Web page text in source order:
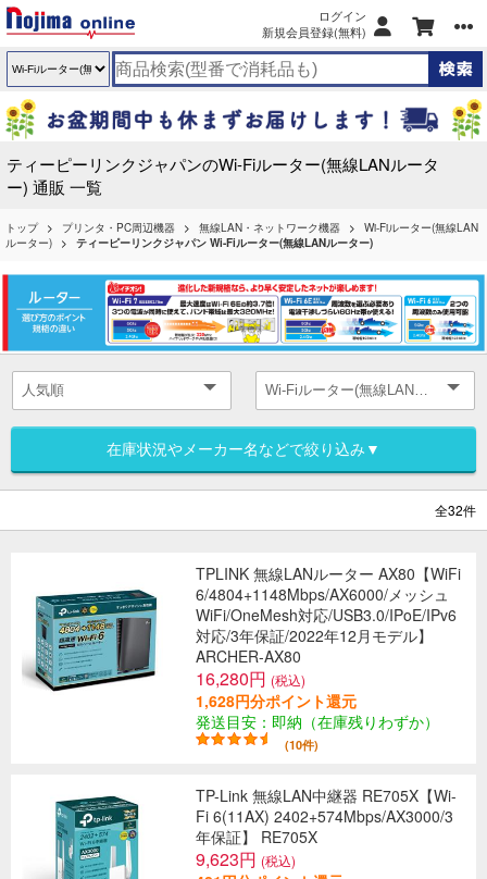
ログイン
新規会員登録(無料)
ティーピーリンクジャパンのWi-Fiルーター(無線LANルータ
ー) 通販 一覧
トップ プリンタ・PC周辺機器 無線LAN・ネットワーク機器
Wi-Fiルーター(無線LAN
ルーター)
ティーピーリンクジャパン Wi-Fiルーター(無線LANルーター)
在庫状況やメーカー名などで絞り込み▼
全32件
TPLINK 無線LANルーター AX80【WiFi
6/4804+1148Mbps/AX6000/メッシュ
WiFi/OneMesh対応/USB3.0/IPoE/IPv6
対応/3年保証/2022年12月モデル】
ARCHER-AX80
16,280円 (税込)
1,628円分ポイント還元
発送目安：即納（在庫残りわずか）
(10件)
TP-Link 無線LAN中継器 RE705X【Wi-
Fi 6(11AX) 2402+574Mbps/AX3000/3
年保証】 RE705X
9,623円 (税込)